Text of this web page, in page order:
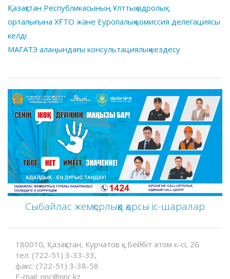
Қазақстан Республикасының Ұлттық ядролық
орталығына ХҒТО және Еуропалық комиссия делегациясы
келді
МАГАТЭ алаңындағы консультациялық кездесу
Сыбайлас жемқорлыққа қарсы іс-шаралар
180010, Қазақстан, Курчатов қ., Бейбіт атом к-сі, 2Б
тел: (722-51) 3-33-33,
факс: (722-51) 3-38-58
E-mail: nnc@nnc.kz